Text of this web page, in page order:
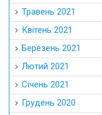
Травень 2021
Квітень 2021
Березень 2021
Лютий 2021
Січень 2021
Грудень 2020